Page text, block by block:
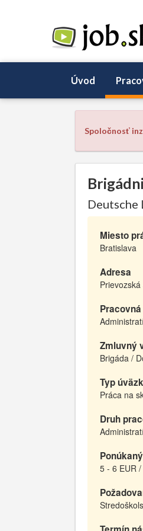
Úvod
Spoločnosť
Deutsche
Miesto
Bratislava
Adresa
Zmluvný
Brigáda /
Typ
Práca na
Druh
5 - 6 EUR